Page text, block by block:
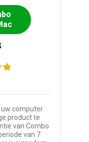
computer
product te
van Combo
van 7